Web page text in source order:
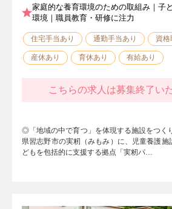
家庭的な養育環境のための取組み｜子
環境｜職員教育・研修に注力
住宅手当あり 通勤手当あり 資格
産休あり 育休あり 有給あり
こちらの求人は募集終了い
◎「地域の中で育つ」を体現する施設をつく
県習志野市の実籾（みもみ）に、児童養護
どもを包括的に支援する拠点「実籾パ…